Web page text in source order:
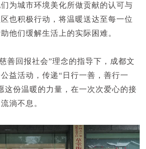
为城市环境美化所做贡献的认可与
也积极行动，将温暖送达至每一位
他们缓解生活上的实际困难。
善回报社会”理念的指导下，成都文
益活动，传递“日行一善，善行一
这份温暖的力量，在一次次爱心的接
淌不息。